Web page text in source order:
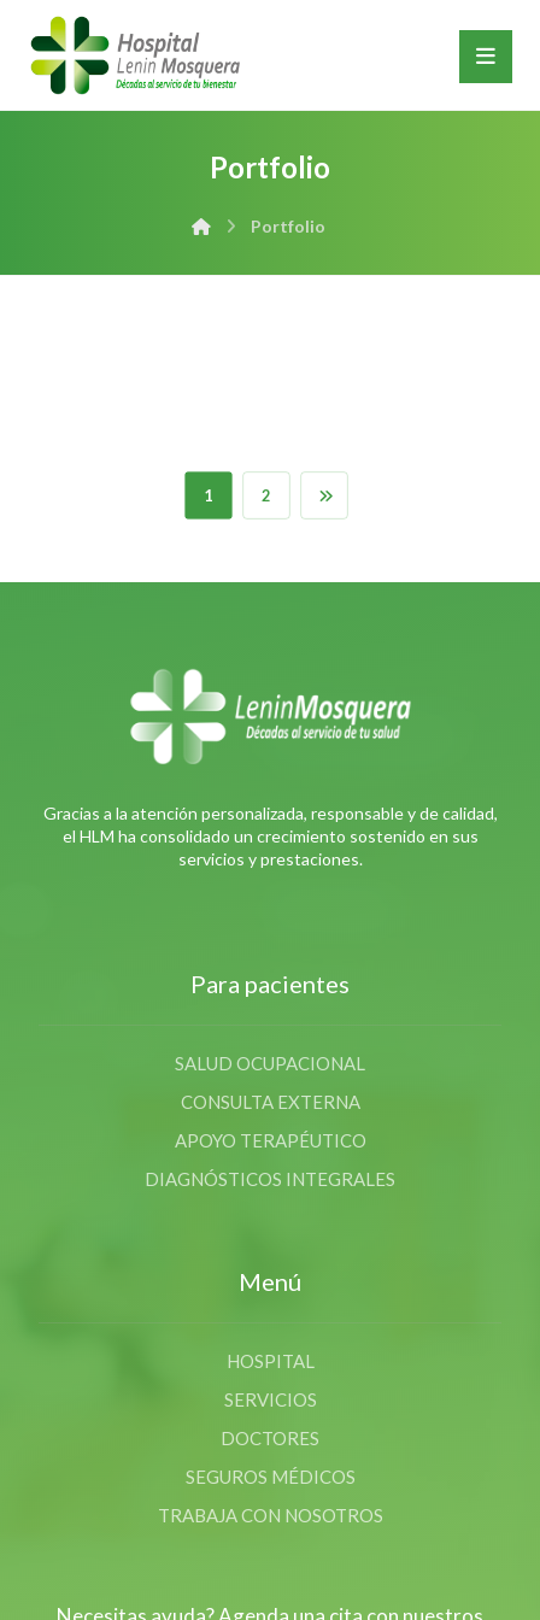
Portfolio
Portfolio
1 2
Gracias a la atención personalizada, responsable y de calidad,
el HLM ha consolidado un crecimiento sostenido en sus
servicios y prestaciones.
Para pacientes
SALUD OCUPACIONAL
CONSULTA EXTERNA
APOYO TERAPÉUTICO
DIAGNÓSTICOS INTEGRALES
Menú
HOSPITAL
SERVICIOS
DOCTORES
SEGUROS MÉDICOS
TRABAJA CON NOSOTROS